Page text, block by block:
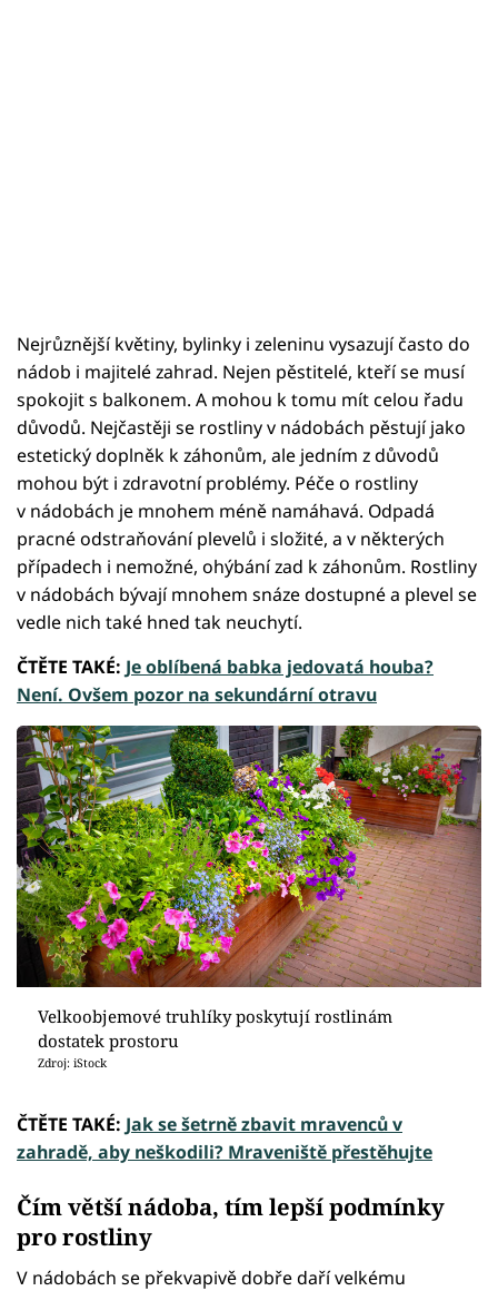
Nejrůznější květiny, bylinky i zeleninu vysazují často do
nádob i majitelé zahrad. Nejen pěstitelé, kteří se musí
spokojit s balkonem. A mohou k tomu mít celou řadu
důvodů. Nejčastěji se rostliny v nádobách pěstují jako
estetický doplněk k záhonům, ale jedním z důvodů
mohou být i zdravotní problémy. Péče o rostliny
v nádobách je mnohem méně namáhavá. Odpadá
pracné odstraňování plevelů i složité, a v některých
případech i nemožné, ohýbání zad k záhonům. Rostliny
v nádobách bývají mnohem snáze dostupné a plevel se
vedle nich také hned tak neuchytí.
ČTĚTE TAKÉ: Je oblíbená babka jedovatá houba?
Není. Ovšem pozor na sekundární otravu
Velkoobjemové truhlíky poskytují rostlinám
dostatek prostoru
Zdroj: iStock
ČTĚTE TAKÉ: Jak se šetrně zbavit mravenců v
zahradě, aby neškodili? Mraveniště přestěhujte
Čím větší nádoba, tím lepší podmínky
pro rostliny
V nádobách se překvapivě dobře daří velkému